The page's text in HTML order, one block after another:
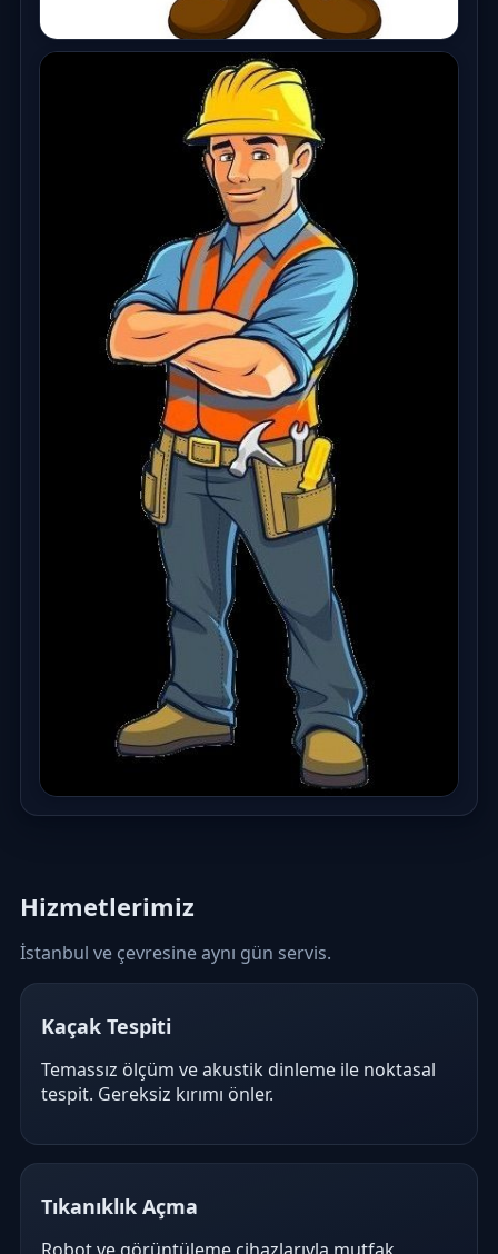
Hizmetlerimiz
İstanbul ve çevresine aynı gün servis.
Kaçak Tespiti
Temassız ölçüm ve akustik dinleme ile noktasal
tespit. Gereksiz kırımı önler.
Tıkanıklık Açma